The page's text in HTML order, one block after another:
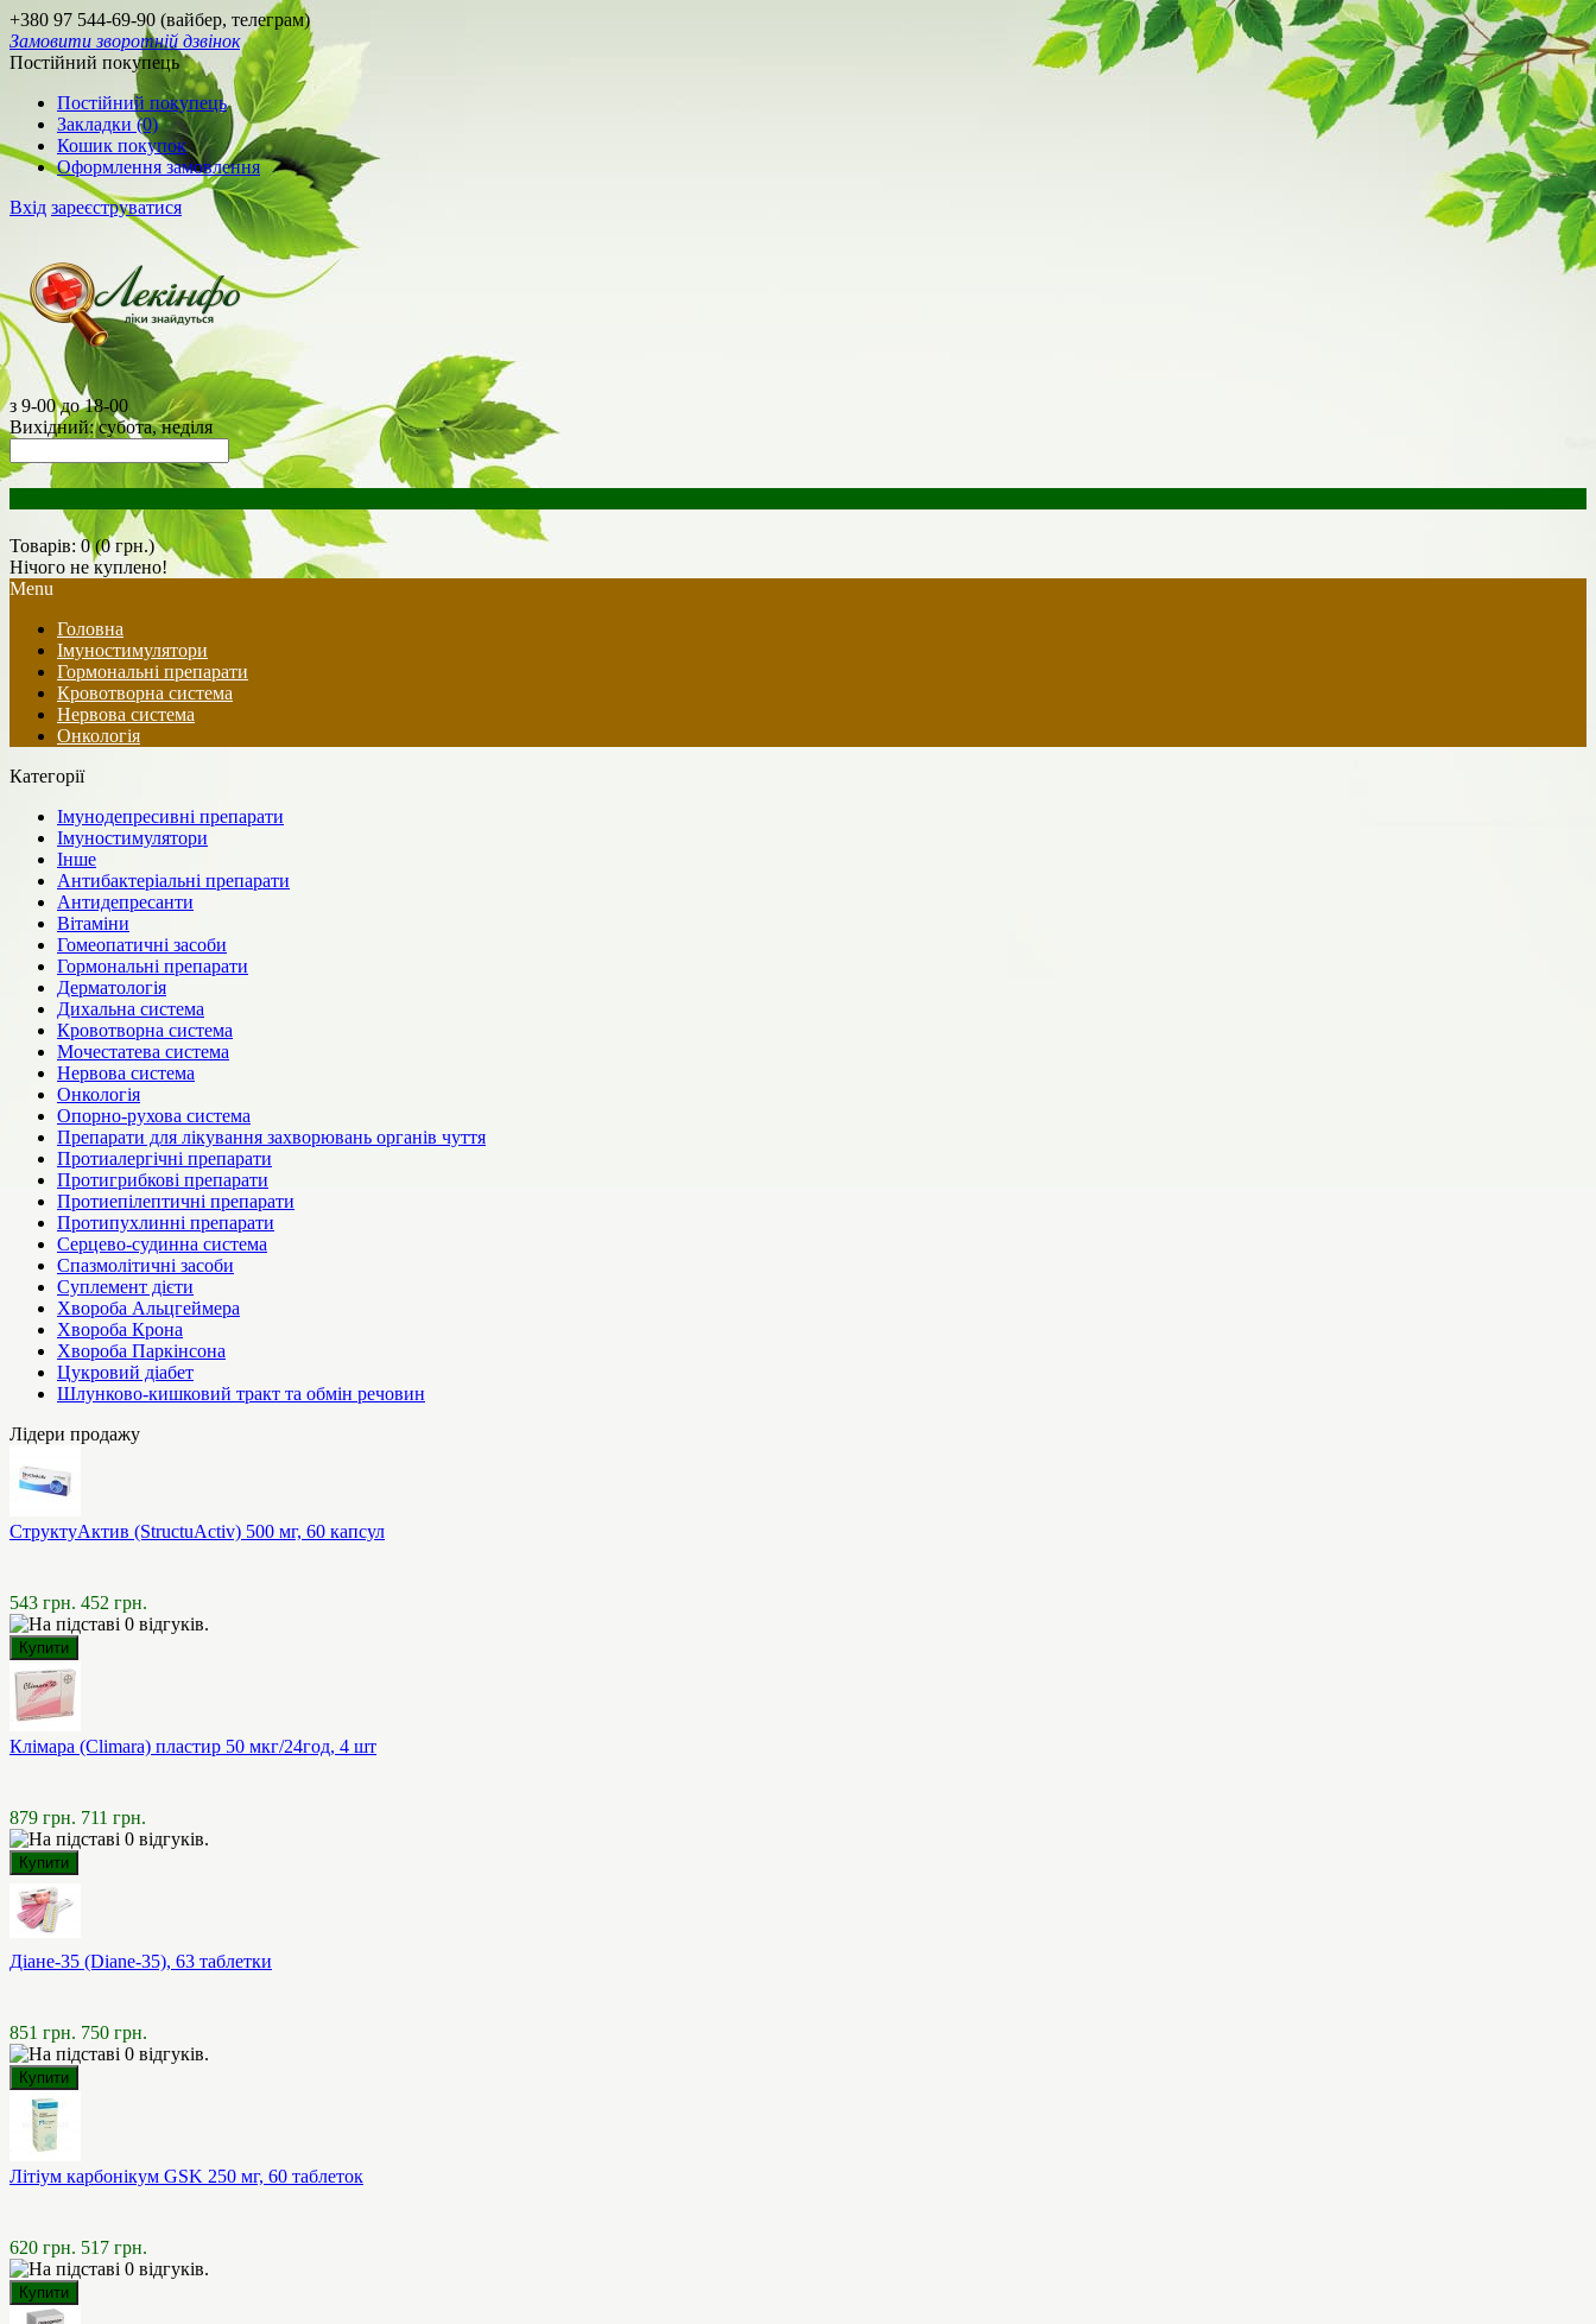
+380 97 544-69-90 (вайбер, телеграм)
Замовити зворотній дзвінок
Постійний покупець
Постійний покупець
Закладки (0)
Кошик покупок
Оформлення замовлення
Вхід зареєструватися
з 9-00 до 18-00
Вихідний: субота, неділя
Товарів: 0 (0 грн.)
Нічого не куплено!
Menu
Головна
Імуностимулятори
Гормональні препарати
Кровотворна система
Нервова система
Онкологія
Категорії
Імунодепресивні препарати
Імуностимулятори
Інше
Антибактеріальні препарати
Антидепресанти
Вітаміни
Гомеопатичні засоби
Гормональні препарати
Дерматологія
Дихальна система
Кровотворна система
Мочестатева система
Нервова система
Онкологія
Опорно-рухова система
Препарати для лікування захворювань органів чуття
Протиалергічні препарати
Протигрибкові препарати
Протиепілептичні препарати
Протипухлинні препарати
Серцево-судинна система
Спазмолітичні засоби
Суплемент дієти
Хвороба Альцгеймера
Хвороба Крона
Хвороба Паркінсона
Цукровий діабет
Шлунково-кишковий тракт та обмін речовин
Лідери продажу
СтруктуАктив (StructuActiv) 500 мг, 60 капсул
543 грн. 452 грн.
Клімара (Climara) пластир 50 мкг/24год, 4 шт
879 грн. 711 грн.
Діане-35 (Diane-35), 63 таблетки
851 грн. 750 грн.
Літіум карбонікум GSK 250 мг, 60 таблеток
620 грн. 517 грн.